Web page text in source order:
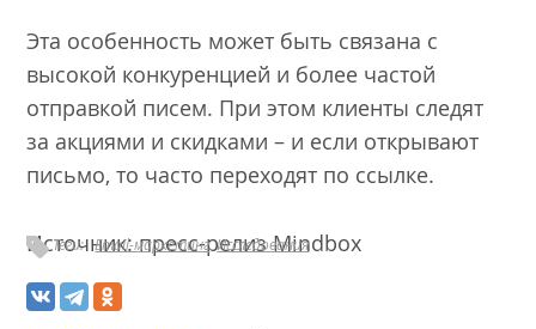
Эта особенность может быть связана с
высокой конкуренцией и более частой
отправкой писем. При этом клиенты следят
за акциями и скидками – и если открывают
письмо, то часто переходят по ссылке.
Источник: пресс-релиз Mindbox
Теги: Email-маркетинг Исследования